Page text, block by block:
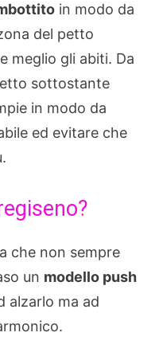
in modo da
del petto
meglio gli abiti. Da
sottostante
in modo da
ed evitare che
che non sempre
un modello push
alzarlo ma ad